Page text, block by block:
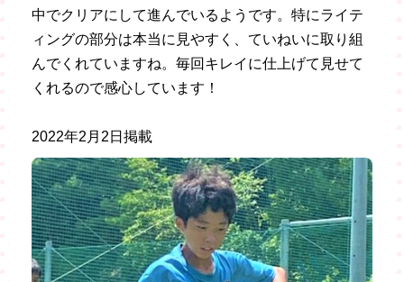
中でクリアにして進んでいるようです。特にライテ
ィングの部分は本当に見やすく、ていねいに取り組
んでくれていますね。毎回キレイに仕上げて見せて
くれるので感心しています！
2022年2月2日掲載